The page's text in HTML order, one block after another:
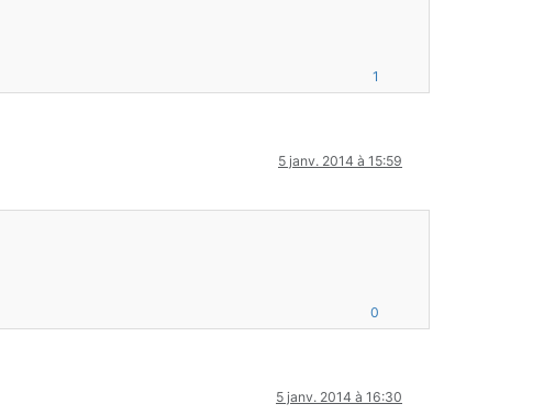
1
5 janv. 2014 à 15:59
0
5 janv. 2014 à 16:30